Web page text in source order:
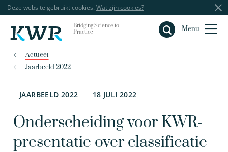
Deze website gebruikt cookies. Wat zijn cookies?
Bridging Science to
Practice
Menu
Sluiten
Actueel
Jaarbeeld 2022
JAARBEELD 2022 18 JULI 2022
Onderscheiding voor KWR-
presentatie over classificatie